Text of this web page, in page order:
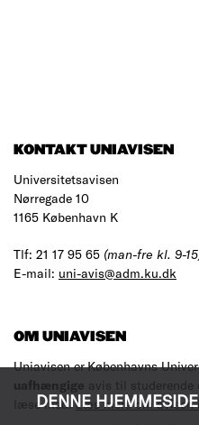
DENNE
KONTAKT UNIAVISEN
Universitetsavisen
Nørregade 10
1165 København K
Tlf: 21 17 95 65 (man-fre kl. 9-
E-mail: uni-avis@adm.ku.dk
OM UNIAVISEN
Uniavisen er Københavns
uafhængige avis til studerende
læse med.Læs mere om avisen